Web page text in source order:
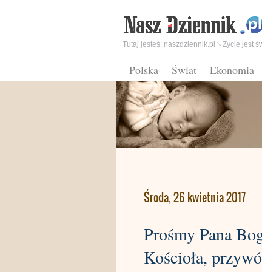
Polska Świat Ekonomia
Tutaj jesteś: naszdziennik.pl Zycie jest
Środa, 26 kwietnia 2017
Prośmy Pana
Kościoła,